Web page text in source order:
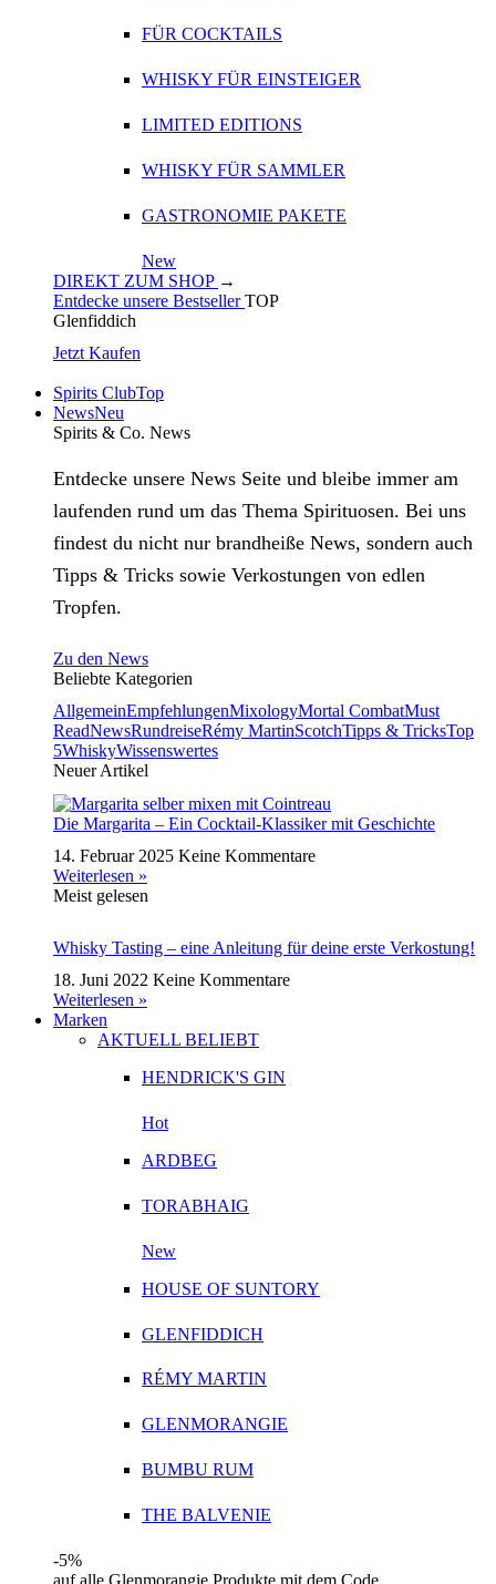
FÜR COCKTAILS
WHISKY FÜR EINSTEIGER
LIMITED EDITIONS
WHISKY FÜR SAMMLER
GASTRONOMIE PAKETE
New
DIREKT ZUM SHOP →
Entdecke unsere BestsellerTOP
Glenfiddich
Jetzt Kaufen
Spirits ClubTop
NewsNeu
Spirits & Co. News
Entdecke unsere News Seite und bleibe immer am
laufenden rund um das Thema Spirituosen. Bei uns
findest du nicht nur brandheiße News, sondern auch
Tipps & Tricks sowie Verkostungen von edlen
Tropfen.
Zu den News
Beliebte Kategorien
AllgemeinEmpfehlungenMixologyMortal CombatMust
ReadNewsRundreiseRémy MartinScotchTipps & TricksTop
5WhiskyWissenswertes
Neuer Artikel
Die Margarita – Ein Cocktail-Klassiker mit Geschichte
14. Februar 2025 Keine Kommentare
Weiterlesen »
Meist gelesen
Whisky Tasting – eine Anleitung für deine erste Verkostung!
18. Juni 2022 Keine Kommentare
Weiterlesen »
Marken
AKTUELL BELIEBT
HENDRICK'S GIN
Hot
ARDBEG
TORABHAIG
New
HOUSE OF SUNTORY
GLENFIDDICH
RÉMY MARTIN
GLENMORANGIE
BUMBU RUM
THE BALVENIE
-5%
auf alle Glenmorangie Produkte mit dem Code